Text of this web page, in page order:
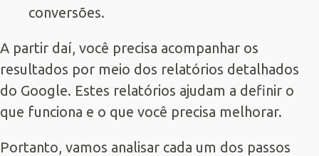
conversões.
A partir daí, você precisa acompanhar os
resultados por meio dos relatórios detalhados
do Google. Estes relatórios ajudam a definir o
que funciona e o que você precisa melhorar.
Portanto, vamos analisar cada um dos passos